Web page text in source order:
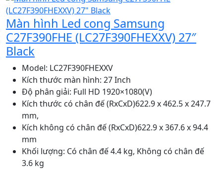
Màn hình Led cong Samsung
C27F390FHE (LC27F390FHEXXV) 27″
Black
Model: LC27F390FHEXXV
Kích thước màn hình: 27 Inch
Độ phân giải: Full HD 1920×1080(V)
Kích thước có chân đế (RxCxD)622.9 x 462.5 x 247.7
mm,
Kích không có chân đế (RxCxD)622.9 x 367.6 x 94.4
mm
Khối lượng: Có chân đế 4.4 kg, Không có chân đế
3.6 kg